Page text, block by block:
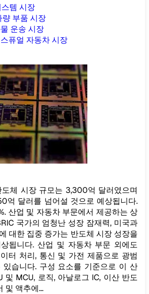
템 시장
량 부품 시장
운송 시장
퓨얼 자동차 시장
체 시장 규모는 3,300억 달러였으며
억 달러를 넘어설 것으로 예상됩니다.
산업 및 자동차 부문에서 제공하는 상
국가의 엄청난 성장 잠재력, 미국과
대한 집중 증가는 반도체 시장 성장을
됩니다. 산업 및 자동차 부문 외에도
터 처리, 통신 및 가전 제품으로 광범
습니다. 구성 요소를 기준으로 이 산
및 MCU, 로직, 아날로그 IC, 이산 반도
및 액추에...